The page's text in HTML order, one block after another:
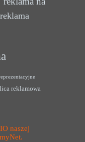
reklama
reklamowa
naszej